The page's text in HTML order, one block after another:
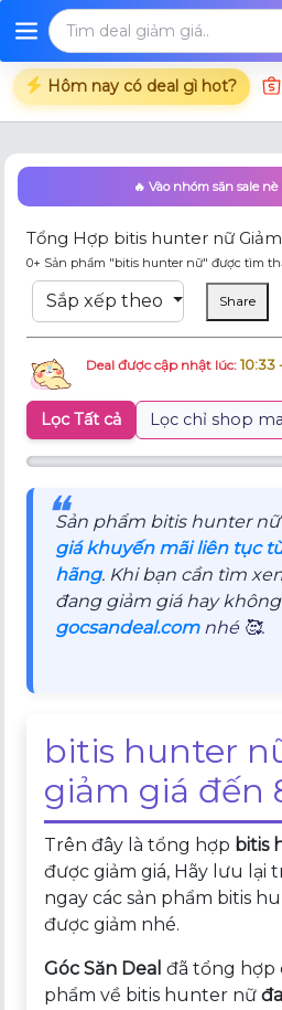
Hôm nay có deal gì hot?
🔥 Vào nhóm săn sale nè
Tổng Hợp bitis hunter nữ
0+ Sản phẩm "bitis hunter nữ" được tìm
Sắp xếp theo Share
Deal được cập nhật lúc:10:33
Lọc Tất cả Lọc chỉ shop
❝
Sản phẩm bitis hunter
giá khuyến mãi liên tục
hãng. Khi bạn cần tìm
đang giảm giá hay
gocsandeal.comnhé 🥰.
bitis hunter
giảm giá đến
Trên đây là tổng hợp bitis
được giảm giá, Hãy lưu lại
ngay các sản phẩm bitis
được giảm nhé.
Góc Săn Deal đã tổng hợp
phẩm về bitis hunter nữ